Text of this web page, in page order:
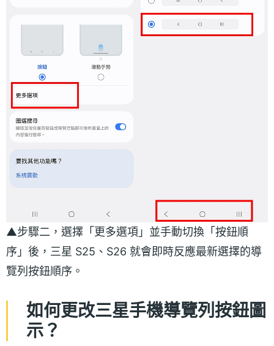
▲步驟二，選擇「更多選項」並手動切換「按鈕順
序」後，三星 S25、S26 就會即時反應最新選擇的導
覽列按鈕順序。
如何更改三星手機導覽列按鈕圖
示？